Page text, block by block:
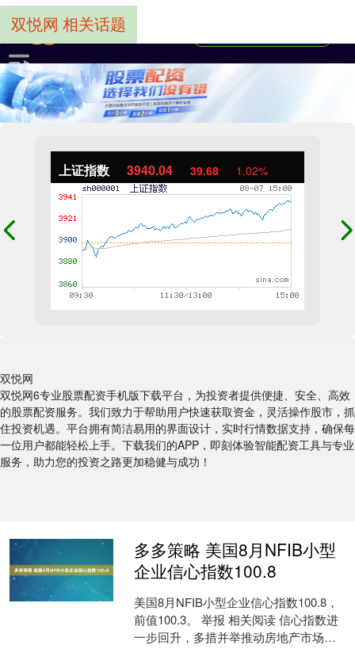
上证指数 3940.04 39.68 1.02%
双悦网
双悦网6专业股票配资手机版下载平台，为投资者提供便捷、安全、高效
的股票配资服务。我们致力于帮助用户快速获取资金，灵活操作股市，抓
住投资机遇。平台拥有简洁易用的界面设计，实时行情数据支持，确保每
一位用户都能轻松上手。下载我们的APP，即刻体验智能配资工具与专业
服务，助力您的投资之路更加稳健与成功！
双悦网 相关话题
多多策略 美国8月NFIB小型
企业信心指数100.8
美国8月NFIB小型企业信心指数100.8，
前值100.3。 举报 相关阅读 信心指数进
一步回升，多措并举推动房地产市场健